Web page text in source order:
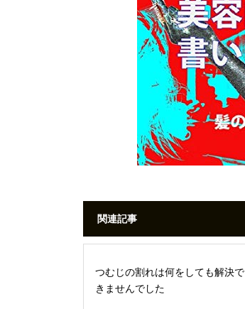
関連記事
つむじの割れは何をしても解決で
きませんでした